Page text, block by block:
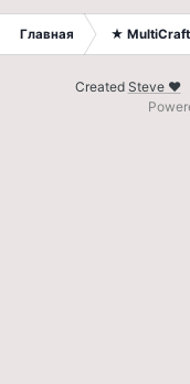
Главная ★
Created Steve ❤